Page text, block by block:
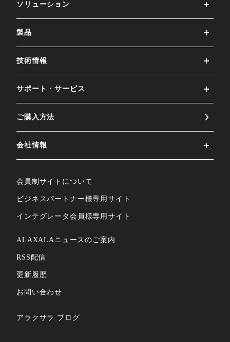
ソリューション
製品
技術情報
サポート・サービス
ご購⼊⽅法
会社情報
会員制サイトについて
ビジネスパートナー様専⽤サイト
インテグレータ会員様専⽤サイト
ALAXALAニュースのご案内
RSS配信
更新履歴
お問い合わせ
アラクサラ ブログ